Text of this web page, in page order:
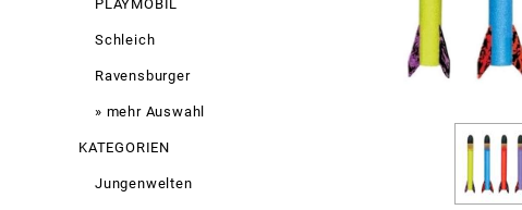
PLAYMOBIL
Schleich
Ravensburger
» mehr Auswahl
KATEGORIEN
Jungenwelten